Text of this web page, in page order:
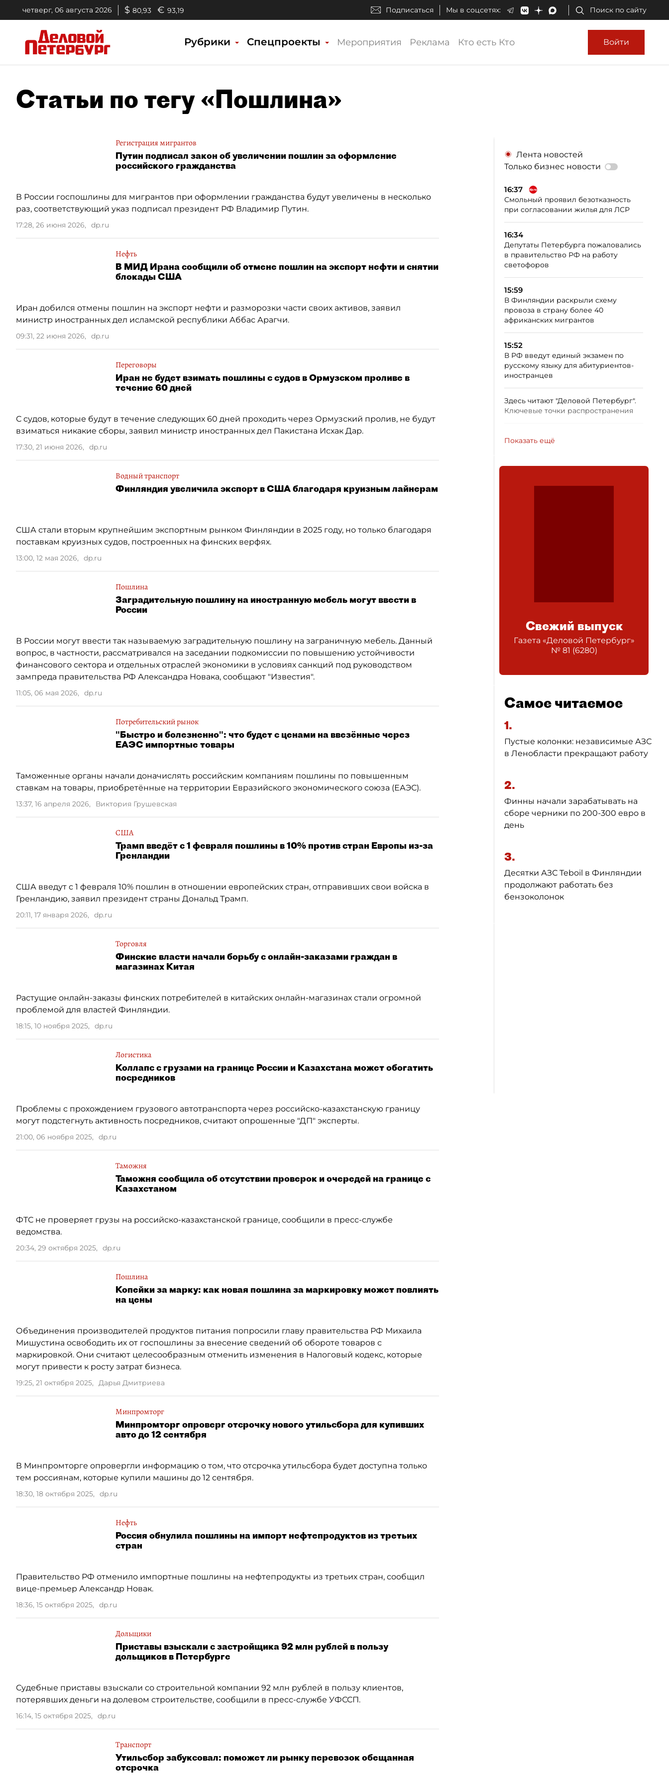
четверг, 06 августа 2026 $ 80,93 € 93,19 Подписаться Мы в соцсетях: Поиск по сайту
Рубрики Спецпроекты Мероприятия Реклама Кто есть Кто Войти
Статьи по тегу «Пошлина»
Регистрация мигрантов
Путин подписал закон об увеличении пошлин за оформление
российского гражданства
В России госпошлины для мигрантов при оформлении гражданства будут увеличены в несколько
раз, соответствующий указ подписал президент РФ Владимир Путин.
17:28, 26 июня 2026, dp.ru
Нефть
В МИД Ирана сообщили об отмене пошлин на экспорт нефти и снятии
блокады США
Иран добился отмены пошлин на экспорт нефти и разморозки части своих активов, заявил
министр иностранных дел исламской республики Аббас Арагчи.
09:31, 22 июня 2026, dp.ru
Переговоры
Иран не будет взимать пошлины с судов в Ормузском проливе в
течение 60 дней
С судов, которые будут в течение следующих 60 дней проходить через Ормузский пролив, не будут
взиматься никакие сборы, заявил министр иностранных дел Пакистана Исхак Дар.
17:30, 21 июня 2026, dp.ru
Водный транспорт
Финляндия увеличила экспорт в США благодаря круизным лайнерам
США стали вторым крупнейшим экспортным рынком Финляндии в 2025 году, но только благодаря
поставкам круизных судов, построенных на финских верфях.
13:00, 12 мая 2026, dp.ru
Пошлина
Заградительную пошлину на иностранную мебель могут ввести в
России
В России могут ввести так называемую заградительную пошлину на заграничную мебель. Данный
вопрос, в частности, рассматривался на заседании подкомиссии по повышению устойчивости
финансового сектора и отдельных отраслей экономики в условиях санкций под руководством
зампреда правительства РФ Александра Новака, сообщают "Известия".
11:05, 06 мая 2026, dp.ru
Потребительский рынок
"Быстро и болезненно": что будет с ценами на ввезённые через
ЕАЭС импортные товары
Таможенные органы начали доначислять российским компаниям пошлины по повышенным
ставкам на товары, приобретённые на территории Евразийского экономического союза (ЕАЭС).
13:37, 16 апреля 2026, Виктория Грушевская
США
Трамп введёт с 1 февраля пошлины в 10% против стран Европы из-за
Гренландии
США введут с 1 февраля 10% пошлин в отношении европейских стран, отправивших свои войска в
Гренландию, заявил президент страны Дональд Трамп.
20:11, 17 января 2026, dp.ru
Торговля
Финские власти начали борьбу с онлайн-заказами граждан в
магазинах Китая
Растущие онлайн-заказы финских потребителей в китайских онлайн-магазинах стали огромной
проблемой для властей Финляндии.
18:15, 10 ноября 2025, dp.ru
Логистика
Коллапс с грузами на границе России и Казахстана может обогатить
посредников
Проблемы с прохождением грузового автотранспорта через российско-казахстанскую границу
могут подстегнуть активность посредников, считают опрошенные "ДП" эксперты.
21:00, 06 ноября 2025, dp.ru
Таможня
Таможня сообщила об отсутствии проверок и очередей на границе с
Казахстаном
ФТС не проверяет грузы на российско-казахстанской границе, сообщили в пресс-службе
ведомства.
20:34, 29 октября 2025, dp.ru
Пошлина
Копейки за марку: как новая пошлина за маркировку может повлиять
на цены
Объединения производителей продуктов питания попросили главу правительства РФ Михаила
Мишустина освободить их от госпошлины за внесение сведений об обороте товаров с
маркировкой. Они считают целесообразным отменить изменения в Налоговый кодекс, которые
могут привести к росту затрат бизнеса.
19:25, 21 октября 2025, Дарья Дмитриева
Минпромторг
Минпромторг опроверг отсрочку нового утильсбора для купивших
авто до 12 сентября
В Минпромторге опровергли информацию о том, что отсрочка утильсбора будет доступна только
тем россиянам, которые купили машины до 12 сентября.
18:30, 18 октября 2025, dp.ru
Нефть
Россия обнулила пошлины на импорт нефтепродуктов из третьих
стран
Правительство РФ отменило импортные пошлины на нефтепродукты из третьих стран, сообщил
вице-премьер Александр Новак.
18:36, 15 октября 2025, dp.ru
Дольщики
Приставы взыскали с застройщика 92 млн рублей в пользу
дольщиков в Петербурге
Судебные приставы взыскали со строительной компании 92 млн рублей в пользу клиентов,
потерявших деньги на долевом строительстве, сообщили в пресс-службе УФССП.
16:14, 15 октября 2025, dp.ru
Транспорт
Утильсбор забуксовал: поможет ли рынку перевозок обещанная
отсрочка
Лента новостей
Только бизнес новости
16:37
Смольный проявил безотказность
при согласовании жилья для ЛСР
16:34
Депутаты Петербурга пожаловались
в правительство РФ на работу
светофоров
15:59
В Финляндии раскрыли схему
провоза в страну более 40
африканских мигрантов
15:52
В РФ введут единый экзамен по
русскому языку для абитуриентов-
иностранцев
Здесь читают "Деловой Петербург".
Ключевые точки распространения
Показать ещё
Свежий выпуск
Газета «Деловой Петербург»
№ 81 (6280)
Самое читаемое
1.
Пустые колонки: независимые АЗС
в Ленобласти прекращают работу
2.
Финны начали зарабатывать на
сборе черники по 200-300 евро в
день
3.
Десятки АЗС Teboil в Финляндии
продолжают работать без
бензоколонок